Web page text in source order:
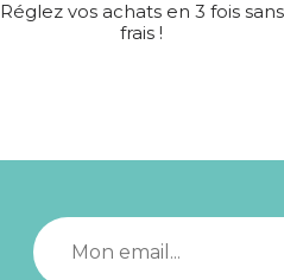
Réglez vos achats en 3 fois sans
frais !